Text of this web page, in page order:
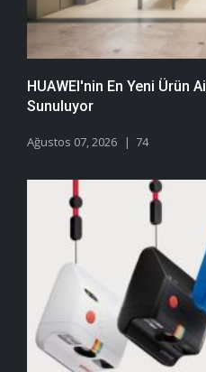
HUAWEI'nin En Yeni Ürün
Sunuluyor
Ağustos 07, 2026 74